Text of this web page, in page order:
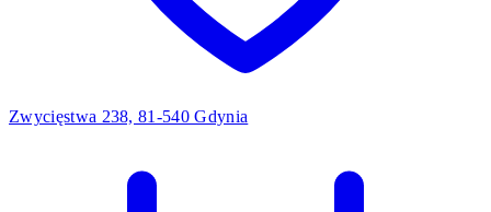
Zwycięstwa 238, 81-540 Gdynia